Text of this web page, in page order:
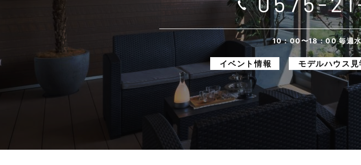
2025年1月
2024年12月
10：00〜18：00 毎週
イベント情報 モデルハウス見